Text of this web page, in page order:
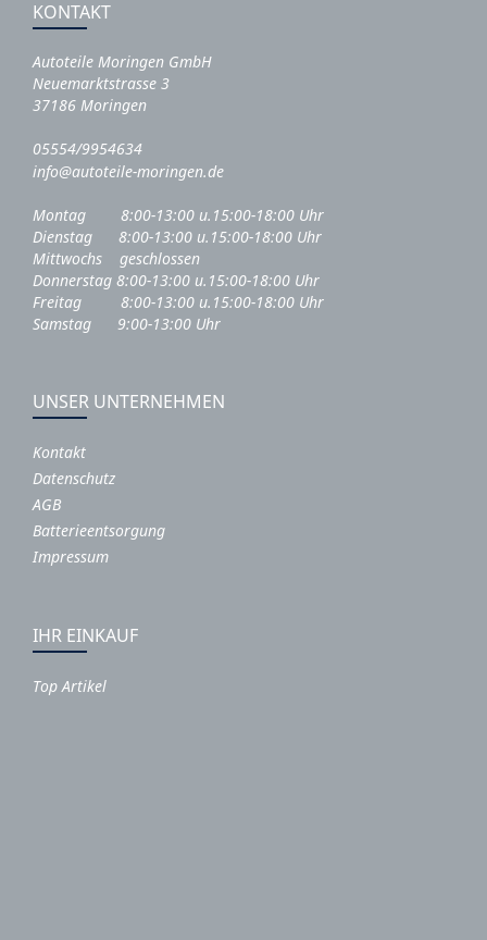
KONTAKT
Autoteile Moringen GmbH
Neuemarktstrasse 3
37186 Moringen
05554/9954634
info@autoteile-moringen.de
Montag 8:00-13:00 u.15:00-18:00 Uhr
Dienstag 8:00-13:00 u.15:00-18:00 Uhr
Mittwochs geschlossen
Donnerstag 8:00-13:00 u.15:00-18:00 Uhr
Freitag 8:00-13:00 u.15:00-18:00 Uhr
Samstag 9:00-13:00 Uhr
UNSER UNTERNEHMEN
Kontakt
Datenschutz
AGB
Batterieentsorgung
Impressum
IHR EINKAUF
Top Artikel